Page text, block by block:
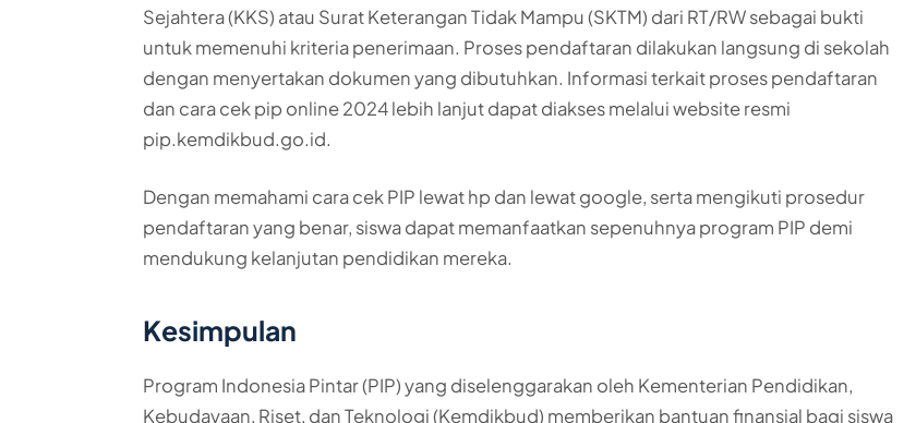
Sejahtera (KKS) atau Surat Keterangan Tidak Mampu (SKTM) dari RT/RW sebagai bukti
untuk memenuhi kriteria penerimaan. Proses pendaftaran dilakukan langsung di sekolah
dengan menyertakan dokumen yang dibutuhkan. Informasi terkait proses pendaftaran
dan cara cek pip online 2024 lebih lanjut dapat diakses melalui website resmi
pip.kemdikbud.go.id.
Dengan memahami cara cek PIP lewat hp dan lewat google, serta mengikuti prosedur
pendaftaran yang benar, siswa dapat memanfaatkan sepenuhnya program PIP demi
mendukung kelanjutan pendidikan mereka.
Kesimpulan
Program Indonesia Pintar (PIP) yang diselenggarakan oleh Kementerian Pendidikan,
Kebudayaan, Riset, dan Teknologi (Kemdikbud) memberikan bantuan finansial bagi siswa